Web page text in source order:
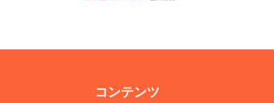
コンテンツ